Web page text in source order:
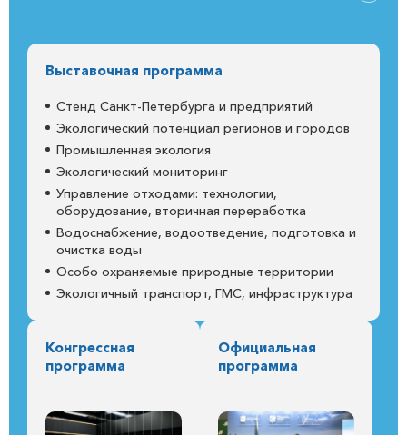
Выставочная программа
Стенд Санкт-Петербурга и предприятий
Экологический потенциал регионов и городов
Промышленная экология
Экологический мониторинг
Управление отходами: технологии,
оборудование, вторичная переработка
Водоснабжение, водоотведение, подготовка и
очистка воды
Особо охраняемые природные территории
Экологичный транспорт, ГМС, инфраструктура
Конгрессная
программа
Официальная
программа